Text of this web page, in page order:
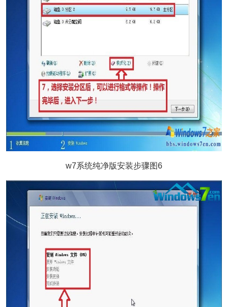
w7系统纯净版安装步骤图6